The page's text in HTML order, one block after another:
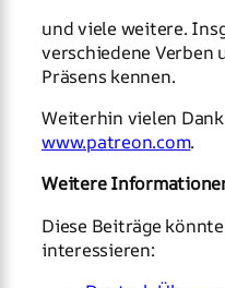
und viele weitere.
verschiedene Verben
Präsens kennen.
Weiterhin vielen
www.patreon.com.
Weitere
Diese Beiträge
interessieren: